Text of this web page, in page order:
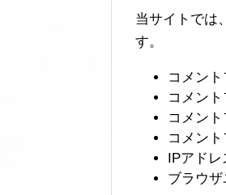
当サイトでは
す。
コメン
コメン
コメン
コメン
IPアドレ
ブラウ